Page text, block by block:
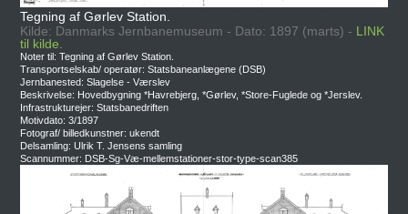
Tegning af Gørlev Station.
Kilde: Danmarks Jernbanemuseum - Dato: 1897 (marts) - LINK
til kilde.
Noter til: Tegning af Gørlev Station.
Transportselskab/ operatør: Statsbaneanlægene (DSB)
Jernbanested: Slagelse - Værslev
Beskrivelse: Hovedbygning *Havrebjerg, *Gørlev, *Store-Fuglede og *Jerslev.
Infrastrukturejer: Statsbanedriften
Motivdato: 3/1897
Fotograf/ billedkunstner: ukendt
Delsamling: Ulrik T. Jensens samling
Scannummer: DSB-Sg-Væ-mellemstationer-stor-type-scan385